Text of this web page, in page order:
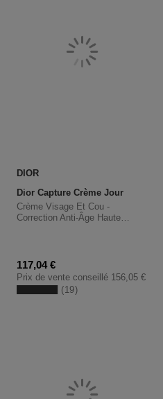
DIOR
Dior Capture Crème Jour
Crème Visage Et Cou -
Correction Anti-Âge Haute
Prix promotionnel
117,04 €
Prix de vente conseillé 156,05 €
19